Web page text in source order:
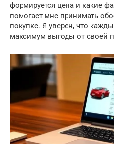
формируется цена и какие
помогает мне принимать
покупке. Я уверен, что
максимум выгоды от своей